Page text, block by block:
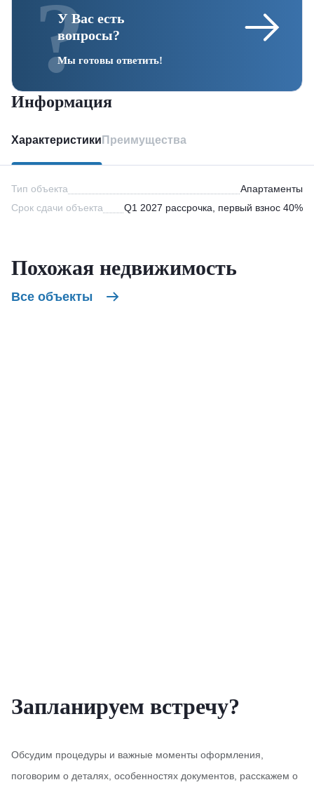
У Вас есть
вопросы?
Мы готовы ответить!
Информация
Характеристики Преимущества
Тип объекта
Апартаменты
Срок сдачи объекта
Q1 2027 рассрочка, первый взнос 40%
Похожая недвижимость
Все объекты
Запланируем встречу?
Обсудим процедуры и важные моменты оформления,
поговорим о деталях, особенностях документов, расскажем о